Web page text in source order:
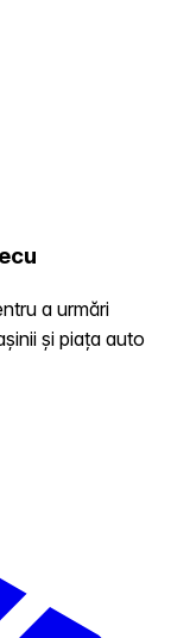
a urmări
și piața auto